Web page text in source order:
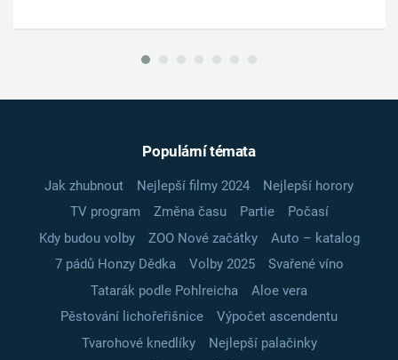
Populární témata
Jak zhubnout Nejlepší filmy 2024
Nejlepší horory
TV program
Změna času Partie
Počasí
Kdy budou volby
ZOO Nové začátky
Auto – katalog
7 pádů Honzy Dědka
Volby 2025
Svařené víno
Tatarák podle Pohlreicha
Aloe vera
Pěstování lichořeřišnice
Výpočet ascendentu
Tvarohové knedlíky
Nejlepší palačinky